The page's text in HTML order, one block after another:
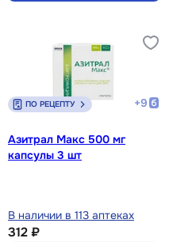
ПО РЕЦЕПТУ +9
Азитрал Макс 500 мг
капсулы 3 шт
В наличии в 113 аптеках
312 ₽